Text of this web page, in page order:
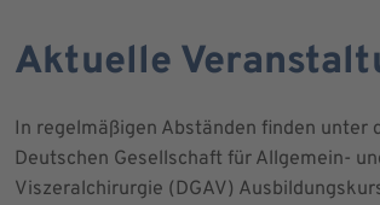
Aktuelle
In regelmäßigen Abständen finden unter
Deutschen Gesellschaft für Allgemein-
Viszeralchirurgie (DGAV)